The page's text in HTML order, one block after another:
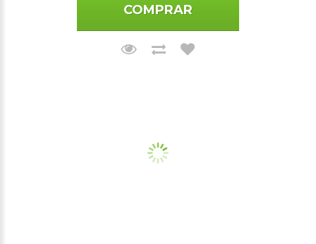
COMPRAR